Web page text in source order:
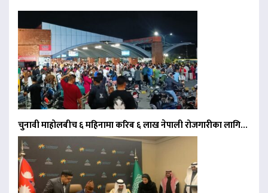
चुनावी माहोलबीच ६ महिनामा करिब ६ लाख नेपाली रोजगारीका लागि…